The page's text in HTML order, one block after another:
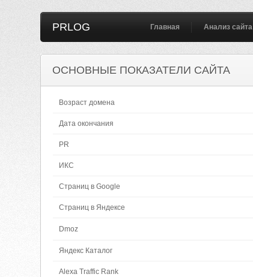
PRLOG Главная Анализ сайта
ОСНОВНЫЕ ПОКАЗАТЕЛИ САЙТА
Возраст домена
Дата окончания
PR
ИКС
Страниц в Google
Страниц в Яндексе
Dmoz
Яндекс Каталог
Alexa Traffic Rank